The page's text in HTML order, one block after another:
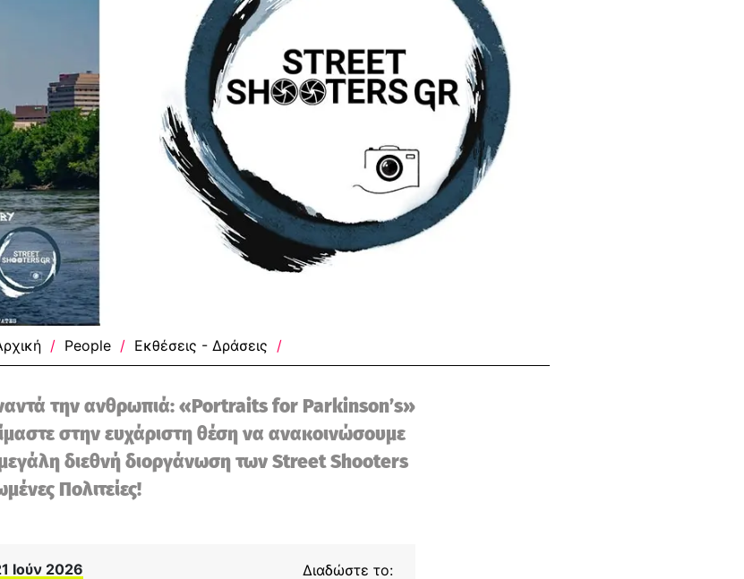
/ People / Εκθέσεις - Δράσεις /
την ανθρωπιά: «Portraits for Parkinson’s»
στην ευχάριστη θέση να ανακοινώσουμε
διεθνή διοργάνωση των Street Shooters
Πολιτείες!
Ιούν 2026 Διαδώστε το: